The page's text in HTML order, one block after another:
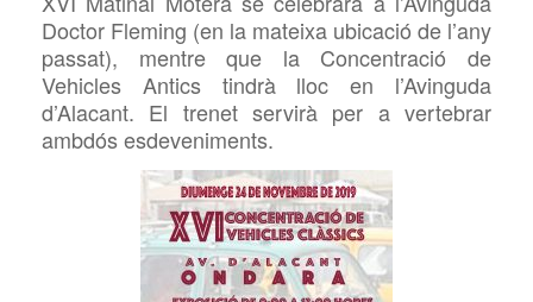
Doctor Fleming (en la mateixa ubicació de l’any
passat), mentreque la Concentració de
Vehicles Antics tindrà lloc en l’Avinguda
d’Alacant. El trenet servirà per a vertebrar
ambdós esdeveniments.